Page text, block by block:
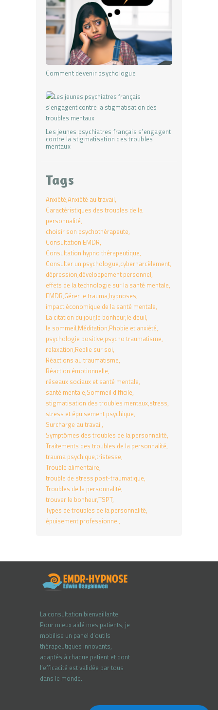
Comment devenir psychologue
Les jeunes psychiatres français s’engagent
contre la stigmatisation des troubles
mentaux
Tags
Anxiété Anxiété au travail
Caractéristiques des troubles de la
personnalité
choisir son psychothérapeute
Consultation EMDR
Consultation hypno thérapeutique
Consulter un psychologue cyberharcèlement
dépression développement personnel
effets de la technologie sur la santé mentale
EMDR Gérer le trauma hypnoses
impact économique de la santé mentale
La citation du jour le bonheur le deuil
le sommeil Méditation Phobie et anxiété
psychologie positive psycho traumatisme
relaxation Replie sur soi
Réactions au traumatisme
Réaction émotionnelle
réseaux sociaux et santé mentale
santé mentale Sommeil difficile
stigmatisation des troubles mentaux stress
stress et épuisement psychique
Surcharge au travail
Symptômes des troubles de la personnalité
Traitements des troubles de la personnalité
trauma psychique tristesse
Trouble alimentaire
trouble de stress post-traumatique
Troubles de la personnalité
trouver le bonheurTSPT
Types de troubles de la personnalité
épuisement professionnel
La consultation bienveillante
Pour mieux aidé mes patients, je
mobilise un panel d’outils
thérapeutiques innovants,
adaptés à chaque patient et dont
l’efficacité est validée par tous
dans le monde.